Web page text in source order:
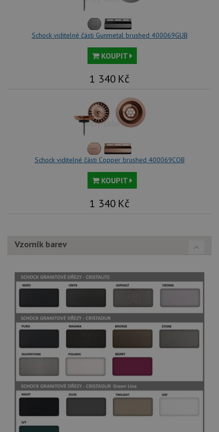
Schock viditelné části Gunmetal brushed 400069GUB
KOUPIT
1 340 Kč
Schock viditelné části Copper brushed 400069COB
KOUPIT
1 340 Kč
Vzorník barev